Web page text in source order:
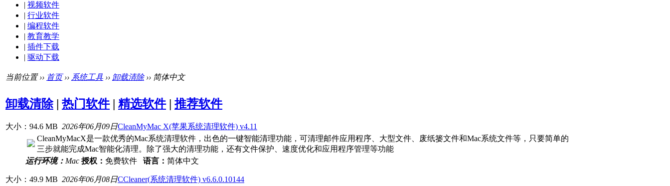
| 视频软件
| 行业软件
| 编程软件
| 教育教学
| 插件下载
| 驱动下载
当前位置 ›› 首页›› 系统工具 ›› 卸载清除›› 简体中文
卸载清除| 热门软件| 精选软件| 推荐软件
大小：94.6 MB 2026年06月09日CleanMyMac X(苹果系统清理软件) v4.11
CleanMyMacX是一款优秀的Mac系统清理软件，出色的一键智能清理功能，可清理邮件应用程序、大型文件、废纸篓文件和Mac系统文件等，只要简单的
三步就能完成Mac智能化清理。除了强大的清理功能，还有文件保护、速度优化和应用程序管理等功能
运行环境： Mac 授权： 免费软件 语言： 简体中文
大小：49.9 MB 2026年06月08日CCleaner(系统清理软件) v6.6.0.10144